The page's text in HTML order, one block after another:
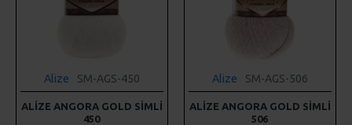
Alize SM-AGS-450
ALIZE ANGORA GOLD SIMLI
450
Alize SM-AGS-506
ALIZE ANGORA GOLD SIMLI
506